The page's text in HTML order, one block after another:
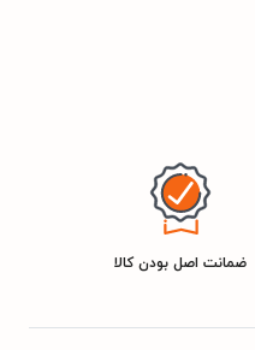
ضمانت اصل بودن کالا